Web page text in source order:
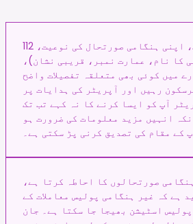
112 پر کال کرتے وقت، اپنی ہنگامی صورتحال کی نوعیت،
کا نام، عمارت نمبر، قریبی نشان)،
میں کوئی بھی متعلقہ تفصیلات واضح
رہیں اور آپریٹر کی ہدایات پر
آپ کو ایسا کرنے کا نہ کہے تب تک
انہیں مزید معلومات کی ضرورت ہو
کے مقام کی تصدیق کرنی پڑ سکتی ہے۔
بڑی ہنگامی صورتحالوں کا احاطہ کرتا ہے،
ہے کہ غیر ہنگامی پولیس معاملات کے
اسٹیشن بھیجا جا سکتا ہے۔ جان